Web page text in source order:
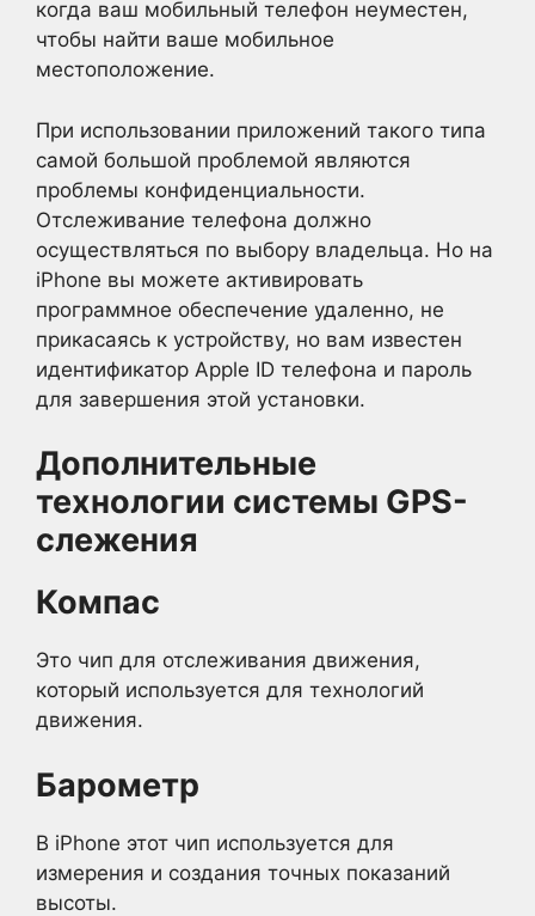
когда ваш мобильный телефон неуместен,
чтобы найти ваше мобильное
местоположение.
При использовании приложений такого типа
самой большой проблемой являются
проблемы конфиденциальности.
Отслеживание телефона должно
осуществляться по выбору владельца. Но на
iPhone вы можете активировать
программное обеспечение удаленно, не
прикасаясь к устройству, но вам известен
идентификатор Apple ID телефона и пароль
для завершения этой установки.
Дополнительные
технологии системы GPS-
слежения
Компас
Это чип для отслеживания движения,
который используется для технологий
движения.
Барометр
В iPhone этот чип используется для
измерения и создания точных показаний
высоты.